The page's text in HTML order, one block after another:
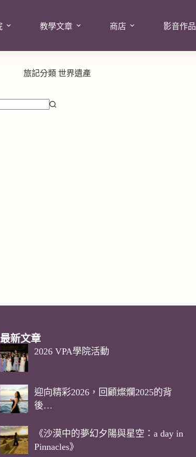
教學文章 商店 影音作品
旅記分類 世界遺產
最新文章
2026 VPA學院活動
迎向精彩2026，回顧燦爛2025的背
後…
《沙漠中的夢幻夕陽與星空：a day in
Pinnacles》